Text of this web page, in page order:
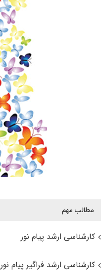
مطالب مهم
کارشناسی ارشد پیام نور
کارشناسی ارشد فراگیر پیام نور